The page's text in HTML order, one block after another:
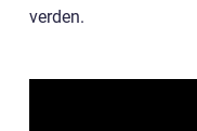
verden.